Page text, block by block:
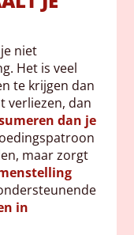
niet
Het is veel
te krijgen dan
verliezen, dan
dan je
maar zorgt
in